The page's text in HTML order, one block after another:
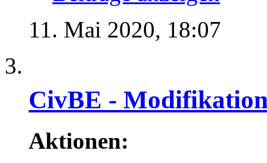
11. Mai 2020, 18:07
CivBE -
Aktionen: